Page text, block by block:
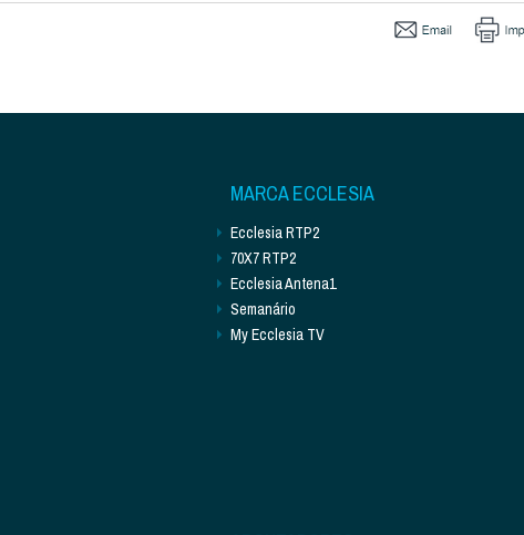
MARCA ECCLESIA
Ecclesia RTP2
70X7 RTP2
Ecclesia Antena1
Semanário
My Ecclesia TV